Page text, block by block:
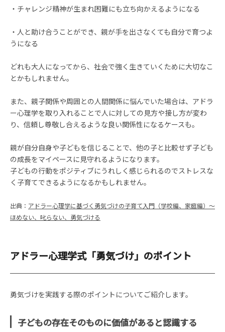
・チャレンジ精神が生まれ困難にも立ち向かえるようになる
・人と助け合うことができ、親が手を出さなくても自分で育つよ
うになる
どれも大人になってから、社会で強く生きていくために大切なこ
とかもしれません。
また、親子関係や周囲との人間関係に悩んでいた場合は、アドラ
ー心理学を取り入れることで人に対しての見方や接し方が変わ
り、信頼し尊敬し合えるような良い関係性になるケースも。
親が自分自身や子どもを信じることで、他の子と比較せず子ども
の成長をマイペースに見守れるようになります。
子どもの行動をポジティブにうれしく感じられるのでストレスな
く子育てできるようになるかもしれません。
出典： アドラー心理学に基づく勇気づけの子育て入門（学校編、家庭編）～
ほめない、叱らない、勇気づける
アドラー心理学式「勇気づけ」のポイント
勇気づけを実践する際のポイントについてご紹介します。
子どもの存在そのものに価値があると認識する